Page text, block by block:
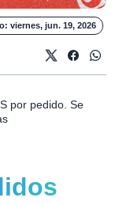
viernes, jun. 19, 2026
por pedido. Se